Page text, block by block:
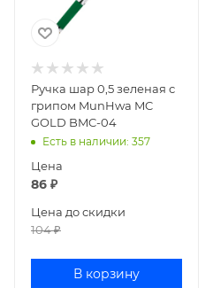
Ручка шар 0,5 зеленая с
грипом MunHwa MC
GOLD BMC-04
Есть в наличии: 357
Цена
86 ₽
Цена до скидки
104₽
В корзину